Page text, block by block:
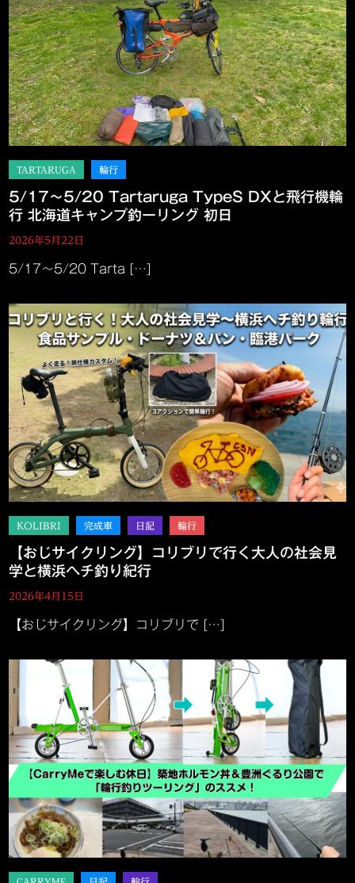
5/17～5/20 Tartaruga TypeS DXと飛行機輪
行 北海道キャンプ釣ーリング 初日
2026年5月22日
5/17～5/20 Tarta […]
【おじサイクリング】コリブリで行く大人の社会見
学と横浜ヘチ釣り紀行
2026年4月15日
【おじサイクリング】コリブリで […]